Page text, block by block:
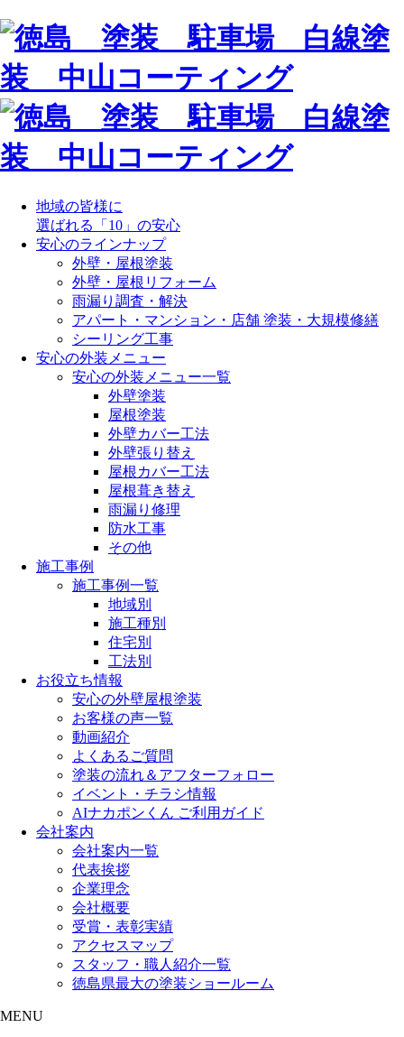
地域の皆様に
選ばれる「10」の安心
安心のラインナップ
外壁・屋根塗装
外壁・屋根リフォーム
雨漏り調査・解決
アパート・マンション・店舗 塗装・大規模修繕
シーリング工事
安心の外装メニュー
安心の外装メニュー一覧
外壁塗装
屋根塗装
外壁カバー工法
外壁張り替え
屋根カバー工法
屋根葺き替え
雨漏り修理
防水工事
その他
施工事例
施工事例一覧
地域別
施工種別
住宅別
工法別
お役立ち情報
安心の外壁屋根塗装
お客様の声一覧
動画紹介
よくあるご質問
塗装の流れ＆アフターフォロー
イベント・チラシ情報
AIナカポンくん ご利用ガイド
会社案内
会社案内一覧
代表挨拶
企業理念
会社概要
受賞・表彰実績
アクセスマップ
スタッフ・職人紹介一覧
徳島県最大の塗装ショールーム
MENU